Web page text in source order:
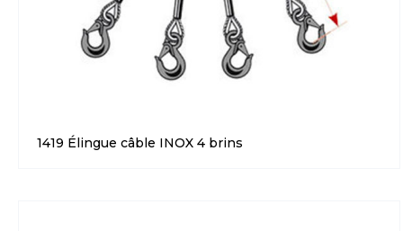
1419 Élingue câble INOX 4 brins